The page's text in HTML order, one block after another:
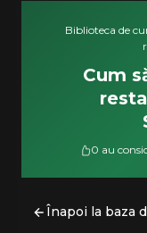
Biblioteca de
Cum
0 au
Înapoi la baza